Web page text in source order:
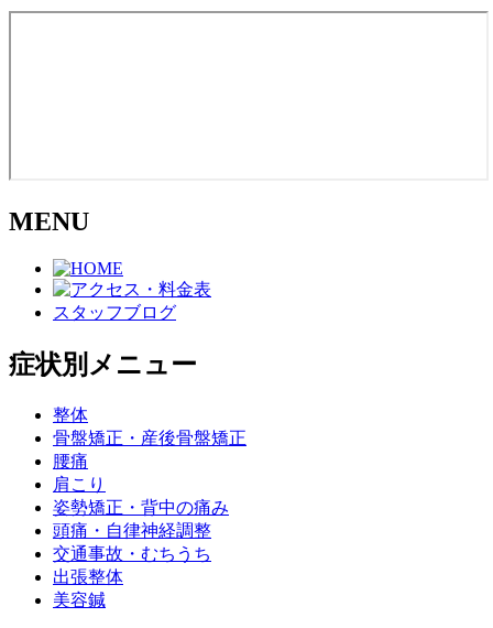
MENU
スタッフブログ
症状別メニュー
整体
骨盤矯正・産後骨盤矯正
腰痛
肩こり
姿勢矯正・背中の痛み
頭痛・自律神経調整
交通事故・むちうち
出張整体
美容鍼